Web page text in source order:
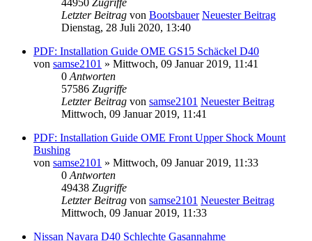
Letzter Beitrag von Bootsbauer Neuester Beitrag
Dienstag, 28 Juli 2020, 13:40
PDF: Installation Guide OME GS15 Schäckel D40
von samse2101 » Mittwoch, 09 Januar 2019, 11:41
0 Antworten
57586 Zugriffe
Letzter Beitrag von samse2101 Neuester Beitrag
Mittwoch, 09 Januar 2019, 11:41
PDF: Installation Guide OME Front Upper Shock Mount
Bushing
von samse2101 » Mittwoch, 09 Januar 2019, 11:33
0 Antworten
49438 Zugriffe
Letzter Beitrag von samse2101 Neuester Beitrag
Mittwoch, 09 Januar 2019, 11:33
Nissan Navara D40 Schlechte Gasannahme